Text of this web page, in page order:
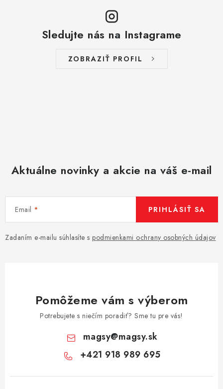
Sledujte nás na Instagrame
ZOBRAZIŤ PROFIL
Aktuálne novinky a akcie na váš e-mail
Email
Zadaním e-mailu súhlasíte s podmienkami ochrany osobných údajov
PRIHLÁSIŤ SA
Pomôžeme vám s výberom
Potrebujete s niečím poradiť? Sme tu pre vás!
magsy@magsy.sk
+421 918 989 695